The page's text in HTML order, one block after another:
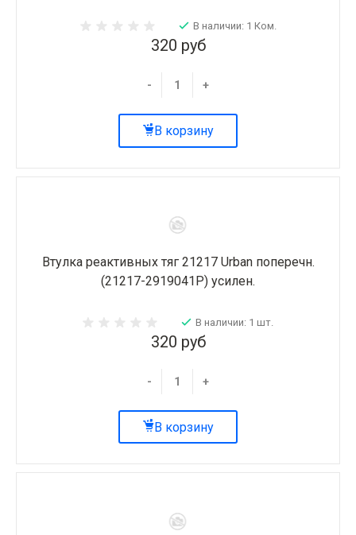
В наличии: 1 Ком.
320 руб
- +
В корзину
Втулка реактивных тяг 21217 Urban поперечн.
(21217-2919041Р) усилен.
В наличии: 1 шт.
320 руб
- +
В корзину